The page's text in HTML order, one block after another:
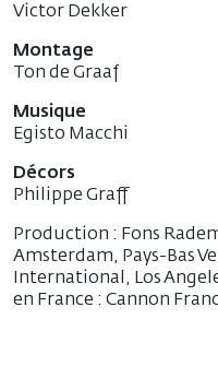
Victor Dekker
Montage
Ton de Graaf
Musique
Egisto Macchi
Décors
Philippe Graff
Production : Fons
Amsterdam, Pays-Bas
International, Los
en France : Cannon